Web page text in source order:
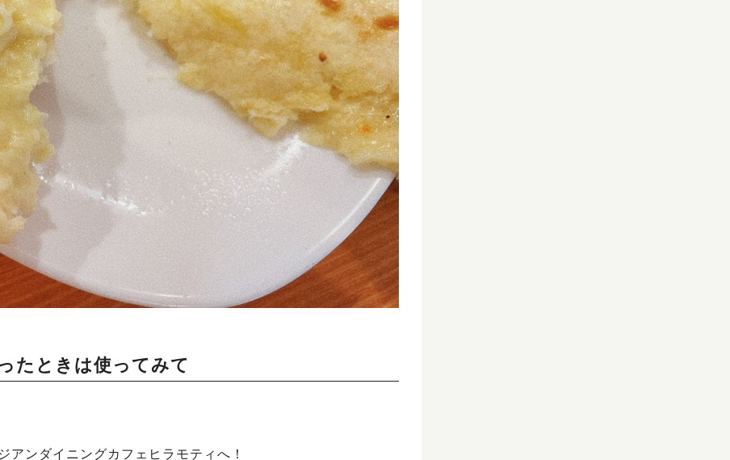
たときは使ってみて
アンダイニングカフェヒラモティへ！